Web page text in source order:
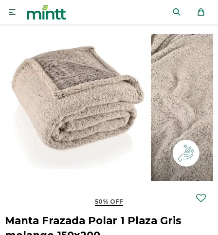

50% OFF
Manta Frazada Polar 1 Plaza Gris